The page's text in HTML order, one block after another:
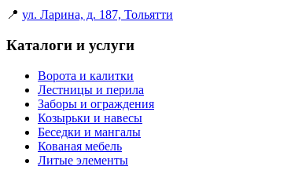
📍 ул. Ларина, д. 187, Тольятти
Каталоги и услуги
Ворота и калитки
Лестницы и перила
Заборы и ограждения
Козырьки и навесы
Беседки и мангалы
Кованая мебель
Литые элементы